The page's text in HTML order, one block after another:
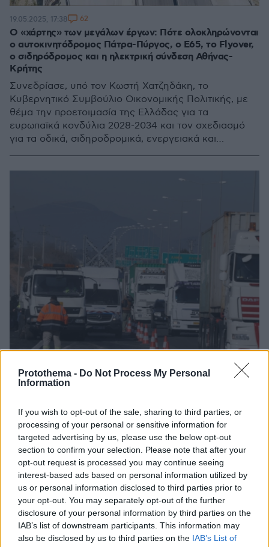
Protothema - Do Not Process My Personal
Information
If you wish to opt-out of the sale, sharing to third parties, or
processing of your personal or sensitive information for
targeted advertising by us, please use the below opt-out
section to confirm your selection. Please note that after your
opt-out request is processed you may continue seeing
interest-based ads based on personal information utilized by
us or personal information disclosed to third parties prior to
your opt-out. You may separately opt-out of the further
disclosure of your personal information by third parties on the
IAB’s list of downstream participants. This information may
also be disclosed by us to third parties on the IAB’s List of
Ο «χάρτης» των μεγάλων έργων: Πότε ολοκληρώνονται
ο αυτοκινητόδρομος Πάτρα-Πύργος, ο Ε65, το Flyover,
ο σιδηρόδρομος και η ηλεκτρική σύνδεση Αθήνας-
Κρήτης
Συνεδρίασε, υπό τον Κωστή Χατζηδάκη, το
Κυβερνητικό Συμβούλιο Οικονομικής Πολιτικής, με
θέμα την προετοιμασία της Ελλάδας για τα
ευρωπαϊκά κονδύλια 2028-2034 και τον σχεδιασμό
για τα οδικά, σιδηροδρομικά, ενεργειακά και
19.05.2025, 17:38 62
Πρόστιμα €635.950 από την Επιθεώρηση Εργασίας στον
κλάδο των οδικών μεταφορών – Ποιες παραβάσεις
αφορούσαν
Οι έλεγχοι έγιναν σε διαφορετικές χρονικές
περιόδους κατά τη διάρκεια του έτους
23.12.2024, 15:24